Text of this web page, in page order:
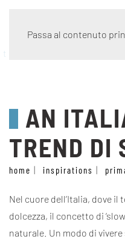
Passa al contenuto
trend di stagione
AN
TREND DI
home inspirations
Nel cuore dell’Italia, dove
dolcezza, il concetto di
naturale. Un modo di